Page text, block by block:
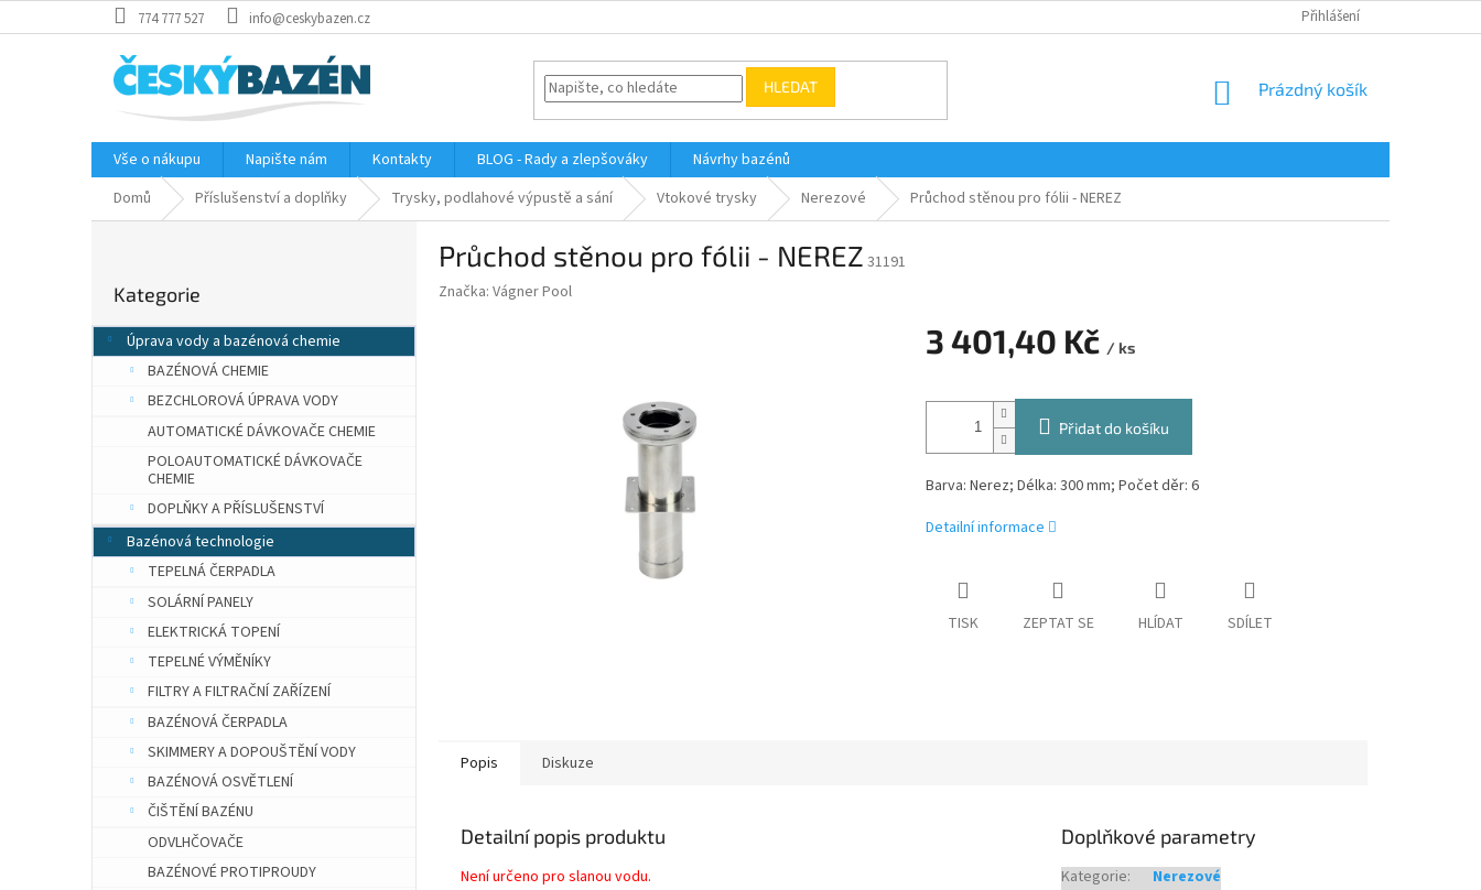
na
774 777 527 info@ceskybazen.cz Přihlášení
HLEDAT
NÁKUPNÍ
Prázdný košík
Vše o nákupu Napište nám Kontakty BLOG - Rady a zlepšováky
Návrhy bazénů
Domů
Příslušenství a doplňky Trysky, podlahové výpustě a sání Vtokové trysky Nerezové Průchod stěnou pro fólii - NEREZ
r
a
e
kategorie
Kategorie
Úprava vody a bazénová chemie
BAZÉNOVÁ CHEMIE
BEZCHLOROVÁ ÚPRAVA VODY
AUTOMATICKÉ DÁVKOVAČE CHEMIE
POLOAUTOMATICKÉ DÁVKOVAČE
CHEMIE
DOPLŇKY A PŘÍSLUŠENSTVÍ
Bazénová technologie
TEPELNÁ ČERPADLA
SOLÁRNÍ PANELY
ELEKTRICKÁ TOPENÍ
TEPELNÉ VÝMĚNÍKY
FILTRY A FILTRAČNÍ ZAŘÍZENÍ
BAZÉNOVÁ ČERPADLA
SKIMMERY A DOPOUŠTĚNÍ VODY
BAZÉNOVÁ OSVĚTLENÍ
ČIŠTĚNÍ BAZÉNU
ODVLHČOVAČE
BAZÉNOVÉ PROTIPROUDY
Průchod stěnou pro fólii - NEREZ 31191
Značka: Vágner Pool
3 401,40 Kč / ks
cena:
Přidat do košíku
Barva: Nerez; Délka: 300 mm; Počet děr: 6
Detailní informace
TISK ZEPTAT SE HLÍDAT SDÍLET
Popis Diskuze
Detailní popis produktu
Není určeno pro slanou vodu.
Doplňkové parametry
Kategorie:
Nerezové